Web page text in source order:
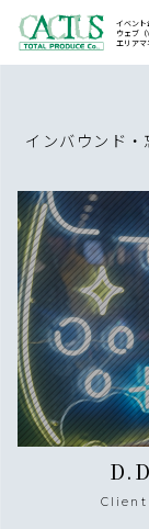
イベント
ウェブ（
エリアマ
インバウンド
Client